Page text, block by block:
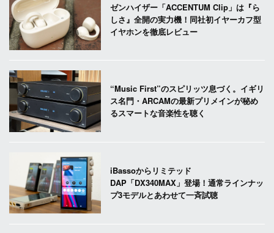
ゼンハイザー「ACCENTUM Clip」は『ら
しさ』全開の実力機！同社初イヤーカフ型
イヤホンを徹底レビュー
“Music First”のスピリッツ息づく。イギリ
ス名門・ARCAMの最新プリメインが秘め
るスマートな音楽性を聴く
iBassoからリミテッド
DAP「DX340MAX」登場！通常ラインナッ
プ3モデルとあわせて一斉試聴